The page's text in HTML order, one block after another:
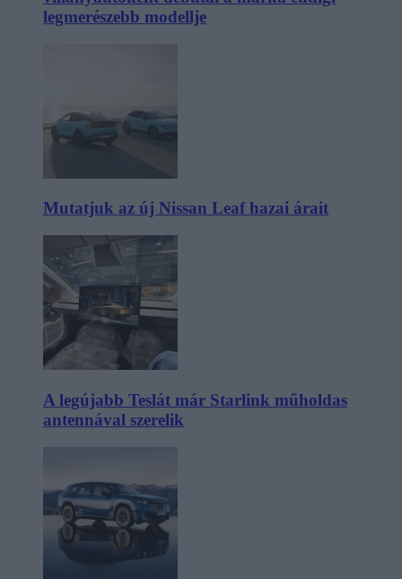
legmerészebb modellje
Mutatjuk az új Nissan Leaf hazai árait
A legújabb Teslát már Starlink műholdas
antennával szerelik